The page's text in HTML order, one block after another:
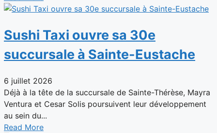
Sushi Taxi ouvre sa 30e
succursale à Sainte-Eustache
6 juillet 2026
Déjà à la tête de la succursale de Sainte-Thérèse, Mayra
Ventura et Cesar Solis poursuivent leur développement
au sein du...
Read More